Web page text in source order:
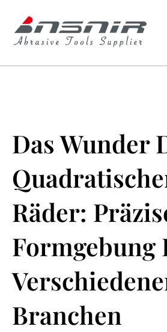
springen
Das Wunder
Räder:
Formgebung
Branchen